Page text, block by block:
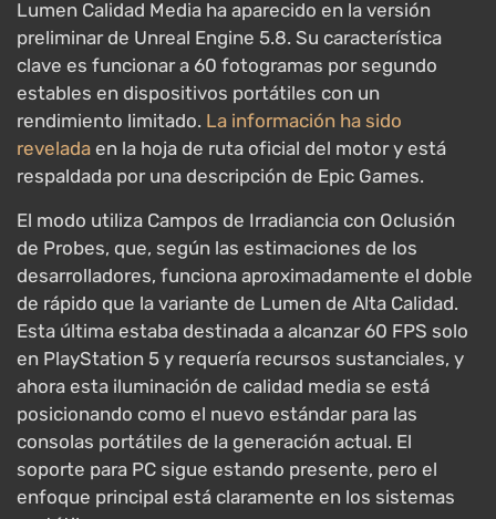
Lumen Calidad Media ha aparecido en la versión
preliminar de Unreal Engine 5.8. Su característica
clave es funcionar a 60 fotogramas por segundo
estables en dispositivos portátiles con un
rendimiento limitado. La información ha sido
revelada en la hoja de ruta oficial del motor y está
respaldada por una descripción de Epic Games.
El modo utiliza Campos de Irradiancia con Oclusión
de Probes, que, según las estimaciones de los
desarrolladores, funciona aproximadamente el doble
de rápido que la variante de Lumen de Alta Calidad.
Esta última estaba destinada a alcanzar 60 FPS solo
en PlayStation 5 y requería recursos sustanciales, y
ahora esta iluminación de calidad media se está
posicionando como el nuevo estándar para las
consolas portátiles de la generación actual. El
soporte para PC sigue estando presente, pero el
enfoque principal está claramente en los sistemas